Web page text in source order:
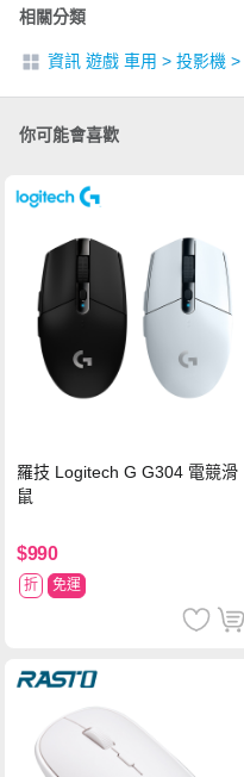
相關分類
資訊 遊戲 車用 > 投影機 >
你可能會喜歡
羅技 Logitech G G304 電競滑
鼠
$990
折 免運